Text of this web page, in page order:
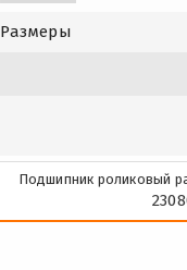
Размеры
Подшипник роликовый